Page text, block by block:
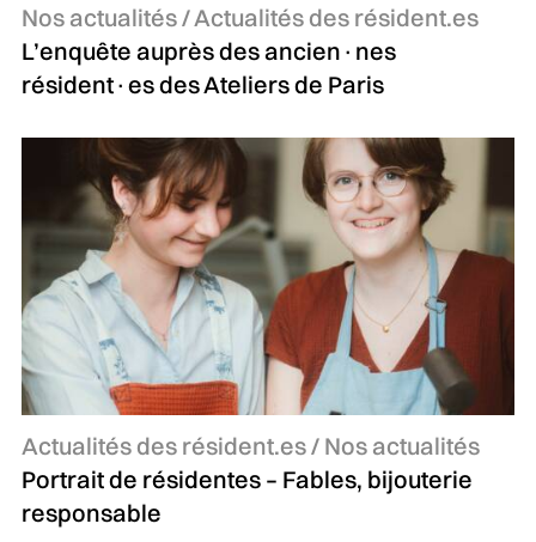
Catégories :
Nos actualités / Actualités des résident.es
L’enquête auprès des ancien·nes
résident·es des Ateliers de Paris
Catégories :
Actualités des résident.es / Nos actualités
Portrait de résidentes – Fables, bijouterie
responsable